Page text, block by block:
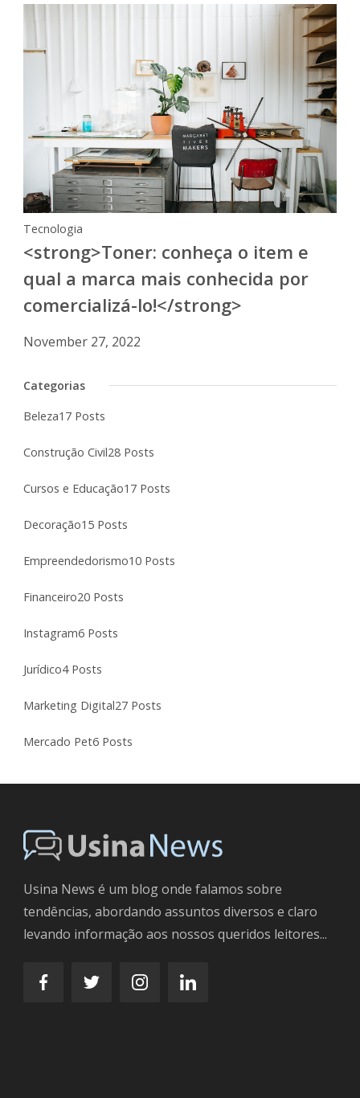
Tecnologia
<strong>Toner: conheça o item e
qual a marca mais conhecida por
comercializá-lo!</strong>
November 27, 2022
Categorias
Beleza17 Posts
Construção Civil28 Posts
Cursos e Educação17 Posts
Decoração15 Posts
Empreendedorismo10 Posts
Financeiro20 Posts
Instagram6 Posts
Jurídico4 Posts
Marketing Digital27 Posts
Mercado Pet6 Posts
Usina News é um blog onde falamos sobre
tendências, abordando assuntos diversos e claro
levando informação aos nossos queridos leitores...